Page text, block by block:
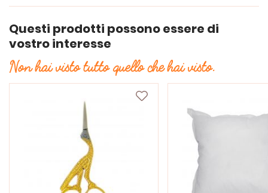
Questi prodotti possono essere di
vostro interesse
Non hai visto tutto quello che hai visto.